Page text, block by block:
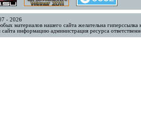
- 2026
материалов нашего сайта желательна
информацию администрация ресурса